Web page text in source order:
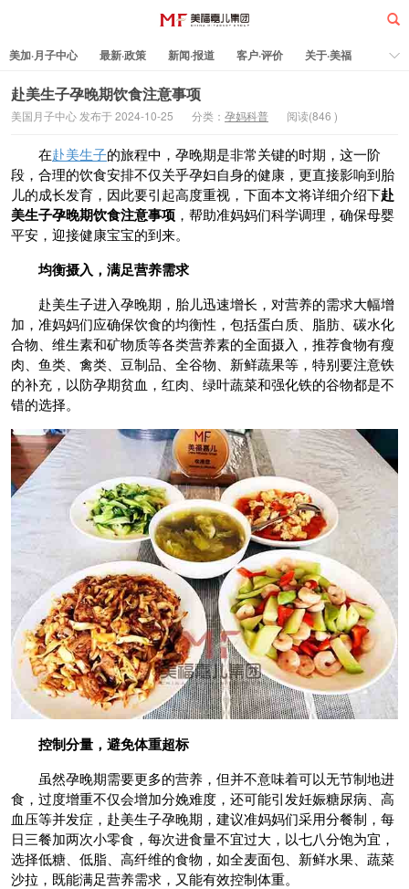
美福嘉儿
美加·月子中心 最新·政策 新闻·报道 客户·评价
关于·美福
热门·文章
所有·文章 孕妈科普
赴美生子孕晚期饮食注意事项
美国月子中心 发布于 2024-10-25 分类： 孕妈科普 阅读(846 )
在赴美生子的旅程中，孕晚期是非常关键的时期，这一阶
段，合理的饮食安排不仅关乎孕妇自身的健康，更直接影响到胎
儿的成长发育，因此要引起高度重视，下面本文将详细介绍下赴
美生子孕晚期饮食注意事项 ，帮助准妈妈们科学调理，确保母婴
平安，迎接健康宝宝的到来。
均衡摄入，满足营养需求
赴美生子进入孕晚期，胎儿迅速增长，对营养的需求大幅增
加，准妈妈们应确保饮食的均衡性，包括蛋白质、脂肪、碳水化
合物、维生素和矿物质等各类营养素的全面摄入，推荐食物有瘦
肉、鱼类、禽类、豆制品、全谷物、新鲜蔬果等，特别要注意铁
的补充，以防孕期贫血，红肉、绿叶蔬菜和强化铁的谷物都是不
错的选择。
控制分量，避免体重超标
虽然孕晚期需要更多的营养，但并不意味着可以无节制地进
食，过度增重不仅会增加分娩难度，还可能引发妊娠糖尿病、高
血压等并发症，赴美生子孕晚期，建议准妈妈们采用分餐制，每
日三餐加两次小零食，每次进食量不宜过大，以七八分饱为宜，
选择低糖、低脂、高纤维的食物，如全麦面包、新鲜水果、蔬菜
沙拉，既能满足营养需求，又能有效控制体重。